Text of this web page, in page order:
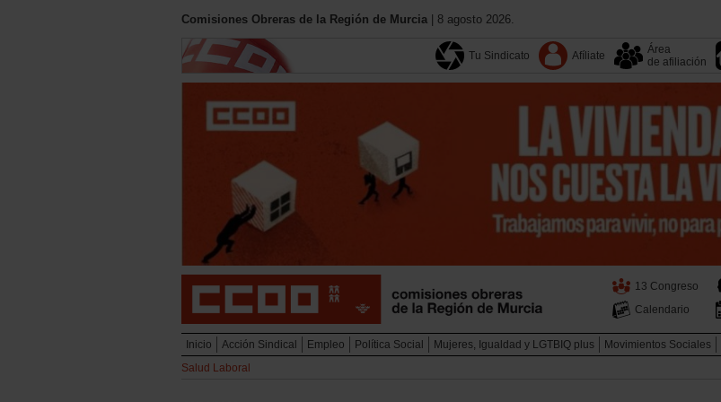
Comisiones Obreras de la Región de Murcia | 8 agosto 2026.
Tu Sindicato Afíliate
Área
de afiliación
13 Congreso
Calendario
Inicio Acción Sindical Empleo Política Social Mujeres, Igualdad y LGTBIQ plus Movimientos Sociales
Salud Laboral